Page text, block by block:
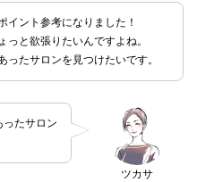
イント参考になりました！
っと欲張りたいんですよね。
ったサロンを見つけたいです。
ツカサ
たサロン